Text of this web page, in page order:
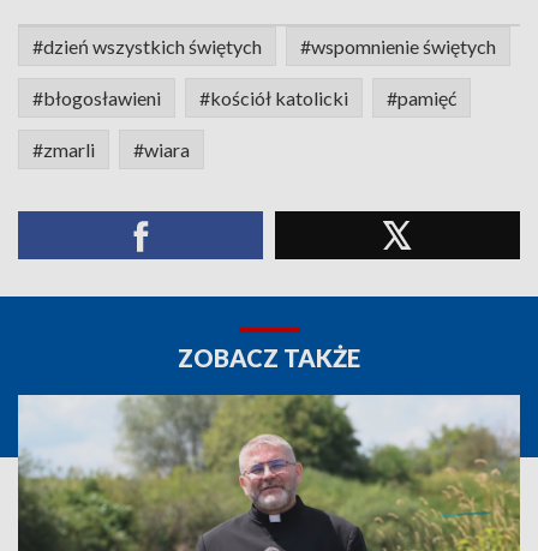
#dzień wszystkich świętych #wspomnienie świętych
#błogosławieni #kościół katolicki #pamięć
#zmarli #wiara
ZOBACZ TAKŻE